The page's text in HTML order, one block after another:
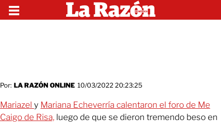
Por: LA RAZÓN ONLINE 10/03/2022 20:23:25
Mariazel y Mariana Echeverría calentaron el foro de Me
Caigo de Risa, luego de que se dieron tremendo beso en